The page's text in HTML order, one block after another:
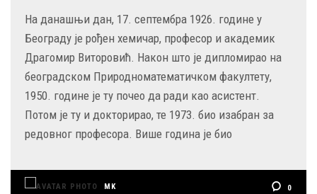
На данашњи дан, 17. септембра 1926. године у
Београду је рођен хемичар, професор и академик
Драгомир Виторовић. Након што је дипломирао на
београдском Природноматематичком факултету,
1950. године је ту почео да ради као асистент.
Потом је ту и докторирао, те 1973. био изабран за
редовног професора. Више година је био
MK 0